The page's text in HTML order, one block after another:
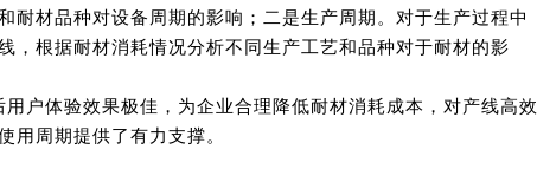
耐材品种对设备周期的影响；二是生产周期。对于生产过程中
，根据耐材消耗情况分析不同生产工艺和品种对于耐材的影
体验效果极佳，为企业合理降低耐材消耗成本，对产线高效
用周期提供了有力支撑。